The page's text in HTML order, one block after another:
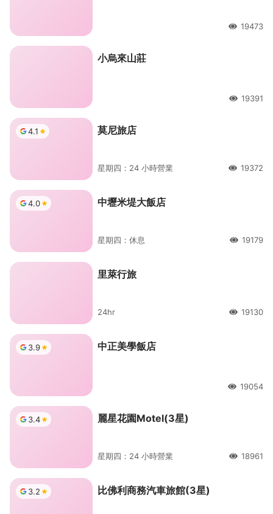
人氣19473
小烏來山莊
人氣19391
4.1 莫尼旅店
星期四：24 小時營業 人氣19372
4.0 中壢米堤大飯店
星期四：休息 人氣19179
里萊行旅
24hr 人氣19130
3.9 中正美學飯店
人氣19054
3.4 麗星花園Motel(3星)
星期四：24 小時營業 人氣18961
3.2 比佛利商務汽車旅館(3星)